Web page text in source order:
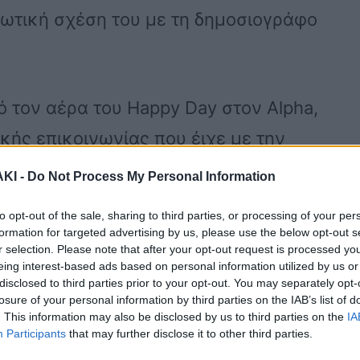
- Do Not Process My Personal Information
opt-out of the sale, sharing to third parties, or processing of your
for targeted advertising by us, please use the below opt-out
selection. Please note that after your opt-out request is processed
interest-based ads based on personal information utilized by us
to third parties prior to your opt-out. You may separately
of your personal information by third parties on the IAB’s list of
This information may also be disclosed by us to third parties on the
Participants that may further disclose it to other third parties.
σχέση του με τη δημοσιογράφο
αέρα του Happy Day στον Alpha,
επικοινωνίας που έιχε με την
του Mega.
με πήρε τηλέφωνο γιατί είχαμε
που εκδόθηκε η συνέντευξη και
εκείνη τηλέφωνο. Δεν θέλω όμως να
κατάσταση, ούτε εξ ονόματος της
να μιλήσω εξ ονόματος της. Το